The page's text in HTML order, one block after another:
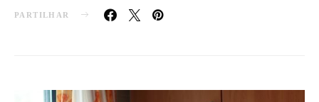
PARTILHAR